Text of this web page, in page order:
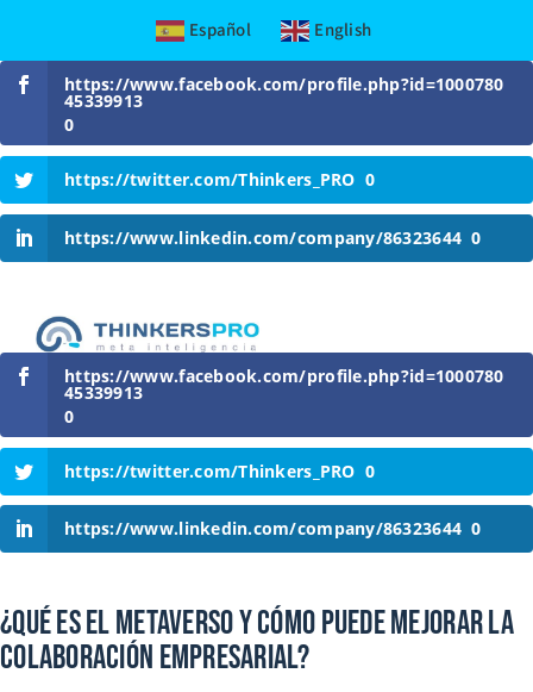
Español English
Skip
to
content
https://www.facebook.com/profile.php?id=1000780
45339913
0
https://twitter.com/Thinkers_PRO 0
https://www.linkedin.com/company/86323644 0
https://www.facebook.com/profile.php?id=1000780
45339913
0
https://twitter.com/Thinkers_PRO 0
https://www.linkedin.com/company/86323644 0
¿Qué Es El Metaverso Y Cómo Puede Mejorar La
Colaboración Empresarial?